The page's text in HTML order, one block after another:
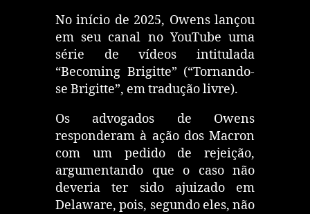
No início de 2025, Owens lançou
em seu canal no YouTube uma
série de vídeos intitulada
“Becoming Brigitte” (“Tornando-
se Brigitte”, em tradução livre).
Os advogados de Owens
responderam à ação dos Macron
com um pedido de rejeição,
argumentando que o caso não
deveria ter sido ajuizado em
Delaware, pois, segundo eles, não